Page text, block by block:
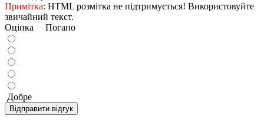
Примітка: HTML розмітка не підтримується! Використовуйте
звичайний текст.
Оцінка Погано
Добре
Відправити відгук